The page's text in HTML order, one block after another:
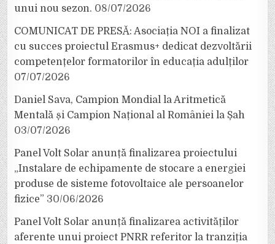
unui nou sezon. 08/07/2026
COMUNICAT DE PRESĂ: Asociația NOI a finalizat
cu succes proiectul Erasmus+ dedicat dezvoltării
competențelor formatorilor în educația adulților
07/07/2026
Daniel Sava, Campion Mondial la Aritmetică
Mentală și Campion Național al României la Șah
03/07/2026
Panel Volt Solar anunță finalizarea proiectului
„Instalare de echipamente de stocare a energiei
produse de sisteme fotovoltaice ale persoanelor
fizice” 30/06/2026
Panel Volt Solar anunță finalizarea activităților
aferente unui proiect PNRR referitor la tranziția